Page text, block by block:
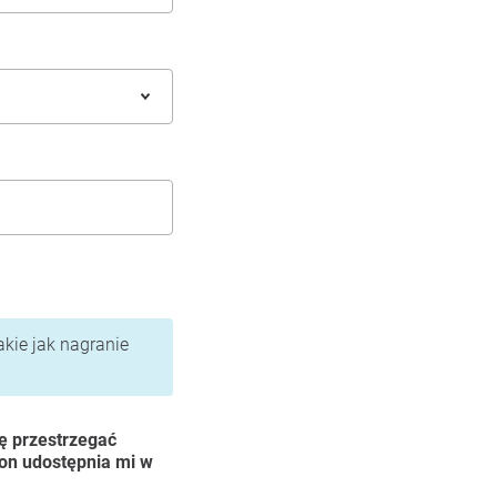
jak nagranie
przestrzegać
udostępnia mi w